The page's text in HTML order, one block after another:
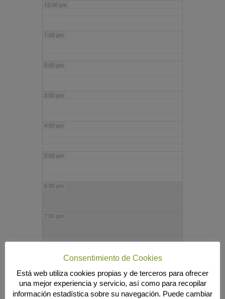
12:00 pm
1:00 pm
2:00 pm
3:00 pm
4:00 pm
5:00 pm
6:00 pm
7:00 pm
9:00 pm
Consentimiento de Cookies
Está web utiliza cookies propias y de terceros para ofrecer
una mejor experiencia y servicio, así como para recopilar
información estadística sobre su navegación. Puede cambiar